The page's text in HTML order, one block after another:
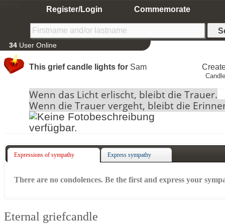
Register/Login Commemorate
34 User Online
This grief candle lights for Sam
Wenn das Licht erlischt, bleibt die Trauer.
Wenn die Trauer vergeht, bleibt die
Expressions of sympathy Express sympathy
There are no condolences. Be the first and express your
Eternal griefcandle